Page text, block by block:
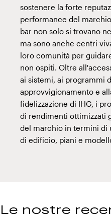
sostenere la forte
performance del
bar non solo si trovano
ma sono anche centri
loro comunità per
non ospiti. Oltre
ai sistemi, ai programmi
approvvigionamento e
fidelizzazione di IHG, i
di rendimenti ottimizzati
del marchio in termini di
di edificio, piani e
Le nostre